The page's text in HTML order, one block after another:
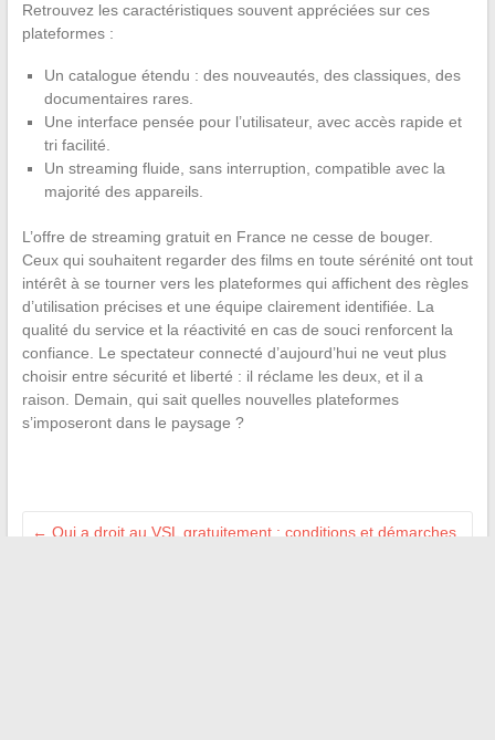
Retrouvez les caractéristiques souvent appréciées sur ces
plateformes :
Un catalogue étendu : des nouveautés, des classiques, des
documentaires rares.
Une interface pensée pour l’utilisateur, avec accès rapide et
tri facilité.
Un streaming fluide, sans interruption, compatible avec la
majorité des appareils.
L’offre de streaming gratuit en France ne cesse de bouger.
Ceux qui souhaitent regarder des films en toute sérénité ont tout
intérêt à se tourner vers les plateformes qui affichent des règles
d’utilisation précises et une équipe clairement identifiée. La
qualité du service et la réactivité en cas de souci renforcent la
confiance. Le spectateur connecté d’aujourd’hui ne veut plus
choisir entre sécurité et liberté : il réclame les deux, et il a
raison. Demain, qui sait quelles nouvelles plateformes
s’imposeront dans le paysage ?
← Qui a droit au VSL gratuitement : conditions et démarches